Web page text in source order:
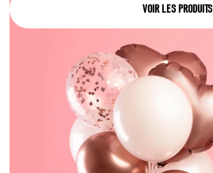
VOIR LES PRODUITS